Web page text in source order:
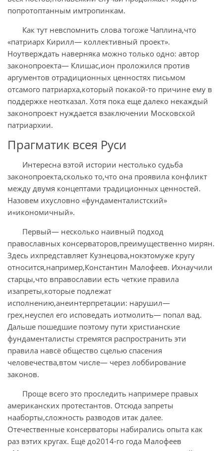
попротоптанным имтропинкам.
Как тут невспомнить слова тогоже Чаплина,что
«патриарх Кирилл— коллективный проект».
Ноутверждать наверняка можно только одно: автор
законопроекта— Клишас,ион проложился против
аргументов отрадиционных ценностях письмом
отсамого патриарха,который покакой-то причине ему в
поддержке неотказал. Хотя пока еще далеко некаждый
законопроект нуждается взаключении Московской
патриархии.
Прагматик всея Руси
Интересна вэтой истории нестолько судьба
законопроекта,сколько то,что она проявила конфликт
между двумя концептами традиционных ценностей.
Назовем ихусловно «фундаменталистский»
и«икономичный».
Первый— несколько наивный подход
православных консерваторов,преимущественно мирян.
Здесь ихпредставляет Кузнецова,нокэтомуже кругу
относится,например,Константин Малофеев. Ихнаучили
старцы,что вправославии есть четкие правила
изапреты,которые подлежат
исполнению,анеинтерпретации: нарушил—
грех,неуспел его исповедать иотмолить— попал вад.
Дальше пошедшие поэтому пути христианские
фундаменталисты стремятся распространить эти
правила навсё общество сцелью спасения
человечества,втом числе— через лоббирование
законов.
Проще всего это проследить напримере правых
американских протестантов. Отсюда запреты
нааборты,сложность разводов итак далее.
Отечественные консерваторы набирались опыта как
раз вэтих кругах. Ещё до2014-го года Малофеев